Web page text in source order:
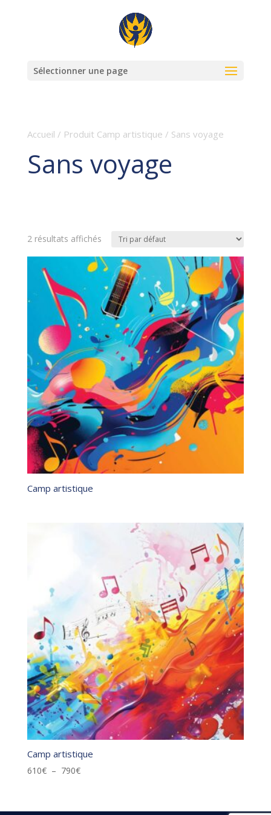
Sélectionner une page
Accueil / Produit Camp artistique / Sans voyage
Sans voyage
2 résultats affichés
Camp artistique
Camp artistique
610€ – 790€Plage
610€